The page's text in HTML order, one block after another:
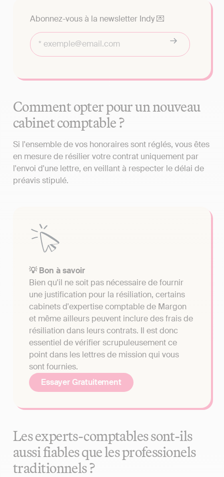
Abonnez-vous à la newsletter Indy 💌
Comment opter pour un nouveau
cabinet comptable ?
Si l'ensemble de vos honoraires sont réglés, vous êtes
en mesure de résilier votre contrat uniquement par
l'envoi d'une lettre, en veillant à respecter le délai de
préavis stipulé.
💡 Bon à savoir
Bien qu'il ne soit pas nécessaire de fournir
une justification pour la résiliation, certains
cabinets d'expertise comptable de Margon
et même ailleurs peuvent inclure des frais de
résiliation dans leurs contrats. Il est donc
essentiel de vérifier scrupuleusement ce
point dans les lettres de mission qui vous
sont fournies.
Essayer Gratuitement
Les experts-comptables sont-ils
aussi fiables que les professionels
traditionnels ?